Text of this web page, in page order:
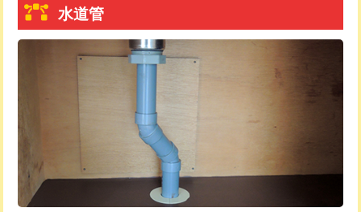
給水管工事※（ライニング鋼管・銅
管・ポリ管・HT管使用/3ｍまで)
給水管工事※（ライニング鋼管・銅
管・ポリ管・HT管使用/3ｍ超え)
排水管工事（土の掘削・埋め戻し作
11,000円~
排水管工事（排水管工事/3ｍまで） 55,000円
排水管工事（追加 排水管工事/3ｍ超
トーラー機使用/3mまで
追加トーラー機使用/3m超え
8,800円
止水・漏水調査・防水処理・清掃・修
理・調整・分解・加工など（軽作業）
11,000円
止水・漏水調査・防水処理・清掃・修
水道管